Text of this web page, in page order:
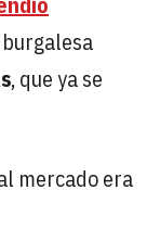
, que ya se
mercado era